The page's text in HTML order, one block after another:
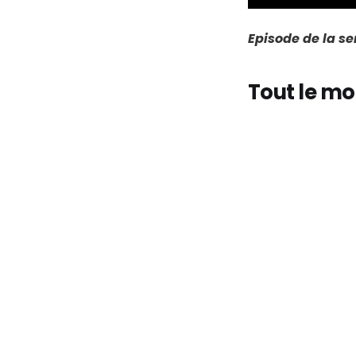
Episode de la
Tout le